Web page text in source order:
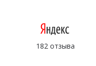
182 отзыва